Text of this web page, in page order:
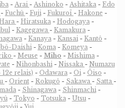
- Arai - Ashinoko - Ashitaka- Edo
- Fuchû - Fuji- Fukuroï - Hakone -
- Hiratsuka- Hodogaya-
- Kagegawa - Kamakura-
- Kanaya- Kansai- Kantô -
Daishi- Koma- Komeya-
- Meuse - Miho - Mishima-
- Nihonbashi- Nissaka - Numazu
relais) - Odawara- Oi- Ôiso -
- Orient- Rokugô - Sakawa - Satta -
- Shinagawa- Shinmachi-
- Tokyo - Totsuka- Utsu-